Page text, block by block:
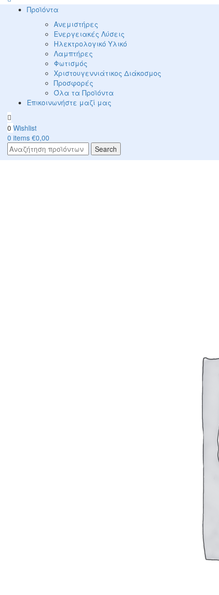
Προϊόντα
Ανεμιστήρες
Ενεργειακές Λύσεις
Ηλεκτρολογικό Υλικό
Λαμπτήρες
Φωτισμός
Χριστουγεννιάτικος Διάκοσμος
Προσφορές
Όλα τα Προϊόντα
Επικοινωνήστε μαζί μας
0 Wishlist
0 items €0,00
Search